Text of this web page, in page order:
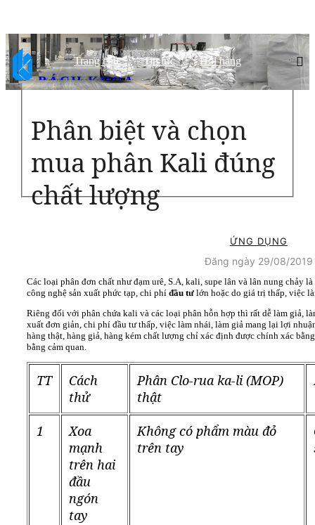
BÁCH KHOA
CHẤT LƯỢNG HÀNG ĐẦU, ĐỐI TÁC TIN CẬY
Trang chủ Tin tức Hỏi hàng
Phân biệt và chọn
mua phân Kali đúng
chất lượng
ỨNG DỤNG
Đăng ngày 29/08/2019
Các loại phân đơn chất như đạm urê, S.A, kali, supe lân và lân nung chảy
công nghệ sản xuất phức tạp, chi phí đầu tưlớn hoặc do giá trị thấp, việc
Riêng đối với phân chứa kali và các loại phân hỗn hợp thì rất dễ làm giả,
xuất đơn giản, chi phí đầu tư thấp, việc làm nhái, làm giả mang lại lợi
hàng thật, hàng giả, hàng kém chất lượng chỉ xác định được chính xác
bằng cảm quan.
TT
Cách
thử
Phân Clo-rua ka-li (MOP)
thật
1
Xoa
mạnh
trên hai
đầu
ngón
tay
Không có phẩm màu đỏ
trên tay